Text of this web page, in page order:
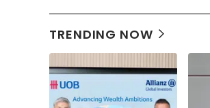
TRENDING NOW